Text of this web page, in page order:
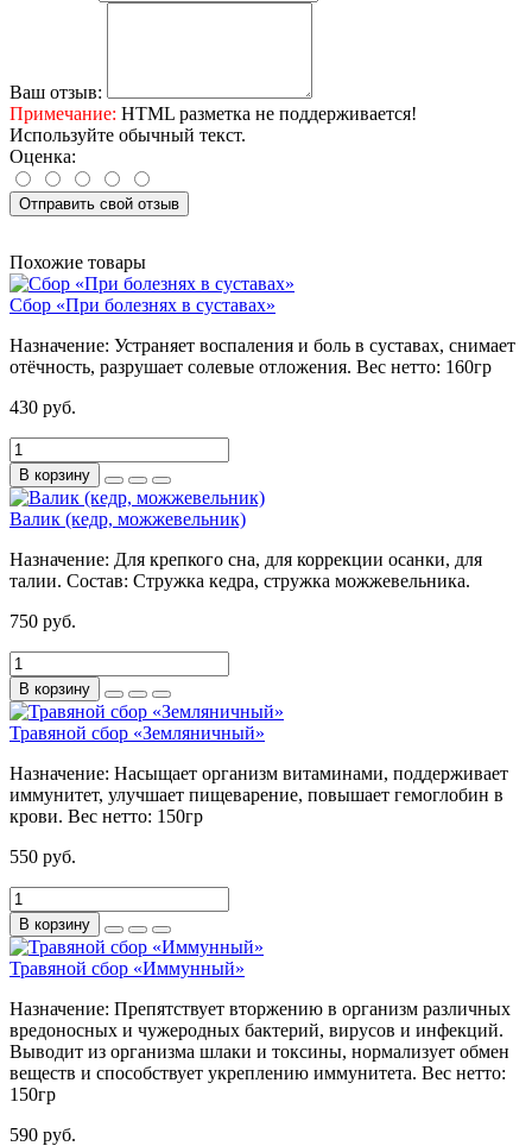
Ваш отзыв:
Примечание: HTML разметка не поддерживается!
Используйте обычный текст.
Оценка:
Отправить свой отзыв
Похожие товары
Сбор «При болезнях в суставах»
Назначение: Устраняет воспаления и боль в суставах, снимает
отёчность, разрушает солевые отложения. Вес нетто: 160гр
430 руб.
В корзину
Валик (кедр, можжевельник)
Назначение: Для крепкого сна, для коррекции осанки, для
талии. Состав: Стружка кедра, стружка можжевельника.
750 руб.
В корзину
Травяной сбор «Земляничный»
Назначение: Насыщает организм витаминами, поддерживает
иммунитет, улучшает пищеварение, повышает гемоглобин в
крови. Вес нетто: 150гр
550 руб.
В корзину
Травяной сбор «Иммунный»
Назначение: Препятствует вторжению в организм различных
вредоносных и чужеродных бактерий, вирусов и инфекций.
Выводит из организма шлаки и токсины, нормализует обмен
веществ и способствует укреплению иммунитета. Вес нетто:
150гр
590 руб.